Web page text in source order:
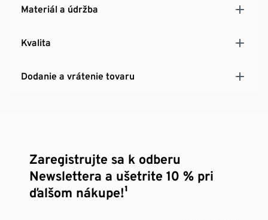
Materiál a údržba
Kvalita
Dodanie a vrátenie tovaru
Zaregistrujte sa k odberu
Newslettera a ušetrite 10 % pri
ďalšom nákupe!¹